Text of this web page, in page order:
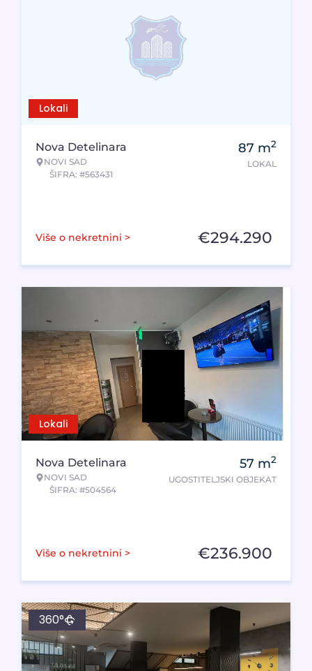
Lokali
Nova Detelinara
NOVI SAD
ŠIFRA: #563431
87 m2
LOKAL
Više o nekretnini > €294.290
Lokali
Nova Detelinara
NOVI SAD
ŠIFRA: #504564
57 m2
UGOSTITELJSKI OBJEKAT
Više o nekretnini > €236.900
360°